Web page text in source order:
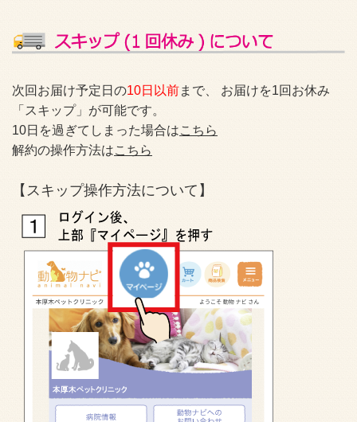
次回お届け予定日の10日以前まで、 お届けを1回お休み
「スキップ」が可能です。
10日を過ぎてしまった場合はこちら
解約の操作方法はこちら
【スキップ操作方法について】